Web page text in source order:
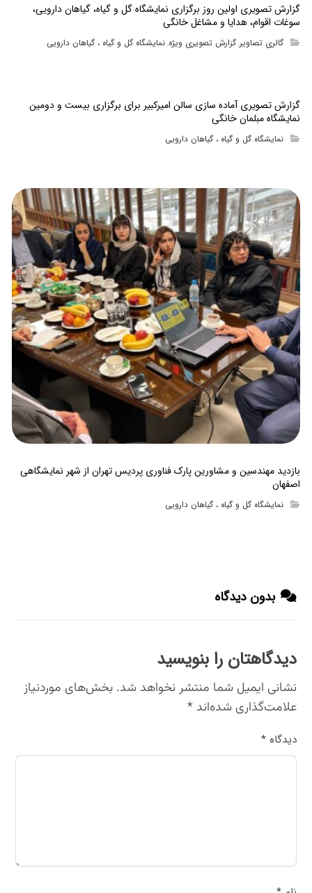
گزارش تصویری اولین روز برگزاری نمایشگاه گل و گیاه، گیاهان دارویی،
سوغات اقوام، هدایا و مشاغل خانگی
گالری تصاویر,گزارش تصویری ویژه,نمایشگاه گل و گیاه ، گیاهان دارویی
گزارش تصویری آماده سازی سالن امیرکبیر برای برگزاری بیست و دومین
نمایشگاه مبلمان خانگی
نمایشگاه گل و گیاه ، گیاهان دارویی
بازدید مهندسین و مشاورین پارک فناوری پردیس تهران از شهر نمایشگاهی
اصفهان
نمایشگاه گل و گیاه ، گیاهان دارویی
بدون دیدگاه
دیدگاهتان را بنویسید
نشانی ایمیل شما منتشر نخواهد شد. بخش‌های موردنیاز
علامت‌گذاری شده‌اند*
دیدگاه*